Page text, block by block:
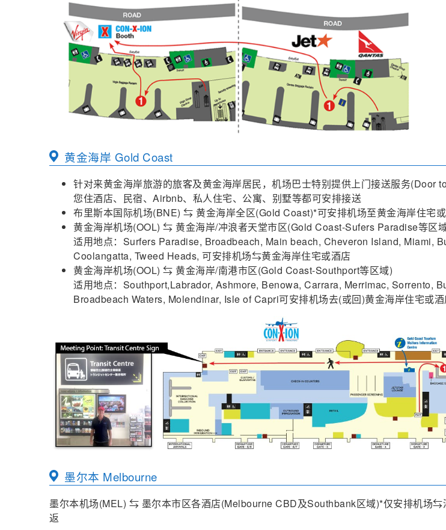
黄金海岸 Gold Coast
针对来黄金海岸旅游的旅客及黄金海岸居民，机场巴士特别提供上门接送服务(Door
您住酒店、民宿、Airbnb、私人住宅、公寓、别墅等都可安排接送
布里斯本国际机场(BNE) ⇆ 黄金海岸全区(Gold Coast)*可安排机场至黄金海岸住宅
黄金海岸机场(OOL) ⇆ 黄金海岸/冲浪者天堂市区(Gold Coast-Sufers Paradise等区
适用地点：Surfers Paradise, Broadbeach, Main beach, Cheveron Island, Miami,
Coolangatta, Tweed Heads, 可安排机场⇆黄金海岸住宅或酒店
黄金海岸机场(OOL) ⇆ 黄金海岸/南港市区(Gold Coast-Southport等区域)
适用地点：Southport,Labrador, Ashmore, Benowa, Carrara, Merrimac, Sorrento,
Broadbeach Waters, Molendinar, Isle of Capri可安排机场去(或回)黄金海岸住宅或酒
墨尔本 Melbourne
墨尔本机场(MEL) ⇆ 墨尔本市区各酒店(Melbourne CBD及Southbank区域)*仅安排机场⇆
返